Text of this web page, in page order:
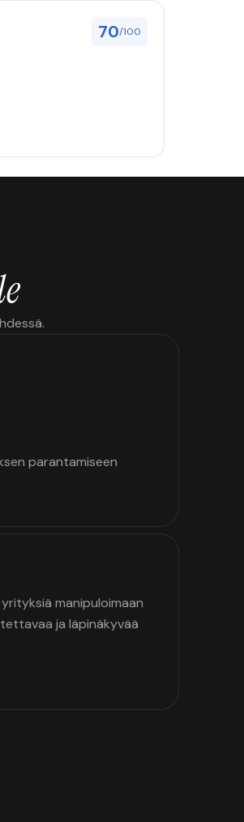
70/100
parantamiseen
manipuloimaan
ja läpinäkyvää